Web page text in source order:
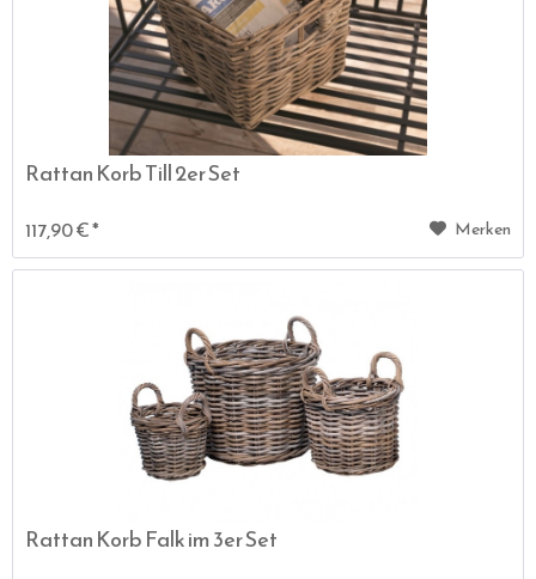
Rattan Korb Till 2er Set
117,90 € * Merken
Rattan Korb Falk im 3er Set